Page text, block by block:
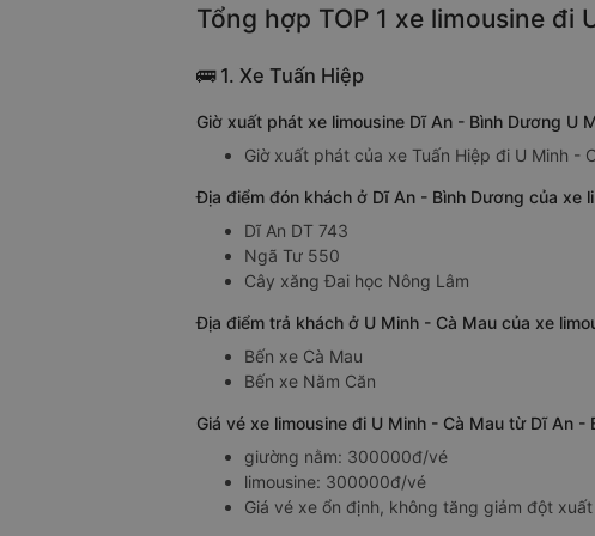
Tổng hợp TOP 1 xe limousine
🚌 1. Xe Tuấn Hiệp
Giờ xuất phát xe limousine Dĩ An - Bình Dương U
Giờ xuất phát của xe Tuấn Hiệp đi U Minh -
Địa điểm đón khách ở Dĩ An - Bình Dương của xe
Dĩ An DT 743
Ngã Tư 550
Cây xăng Đai học Nông Lâm
Địa điểm trả khách ở U Minh - Cà Mau của xe
Bến xe Cà Mau
Bến xe Năm Căn
Giá vé xe limousine đi U Minh - Cà Mau từ Dĩ An -
giường nằm: 300000đ/vé
limousine: 300000đ/vé
Giá vé xe ổn định, không tăng giảm đột